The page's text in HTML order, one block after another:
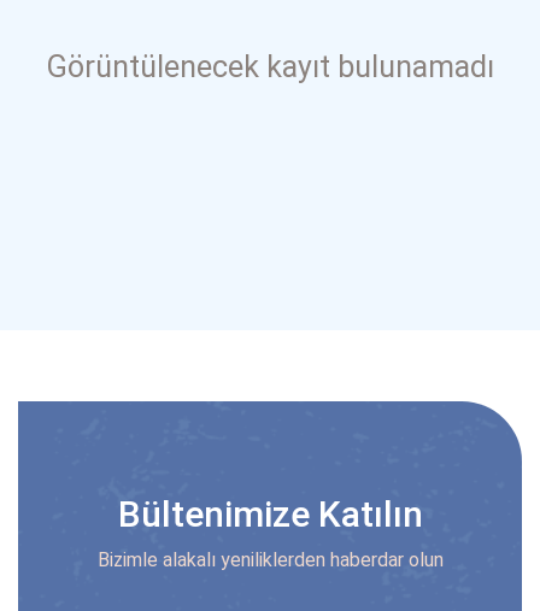
Görüntülenecek kayıt bulunamadı
Bültenimize Katılın
Bizimle alakalı yeniliklerden haberdar olun